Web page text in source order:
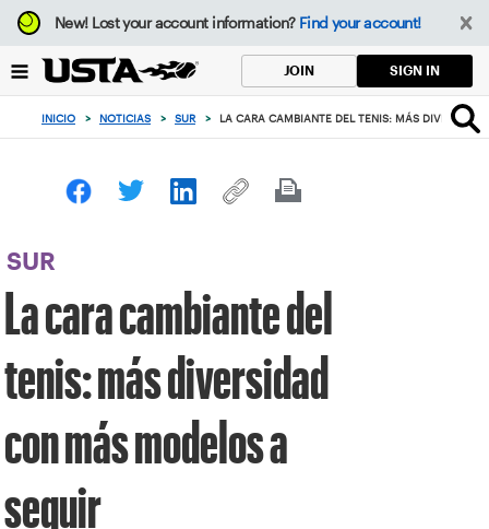
Enfoque
desde
botón
volver
principio
New!Lost your account information? Find your account!
JOIN SIGN IN
INICIO > NOTICIAS > SUR > LA CARA CAMBIANTE DEL TENIS: MÁS
SUR
La cara cambiante del
tenis: más diversidad
con más modelos a
seguir